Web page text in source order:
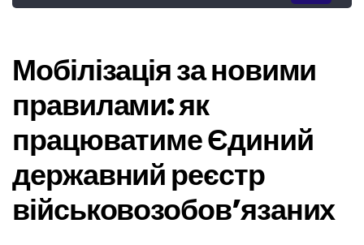
Мобілізація за новими
правилами: як
працюватиме Єдиний
державний реєстр
військовозобов’язаних